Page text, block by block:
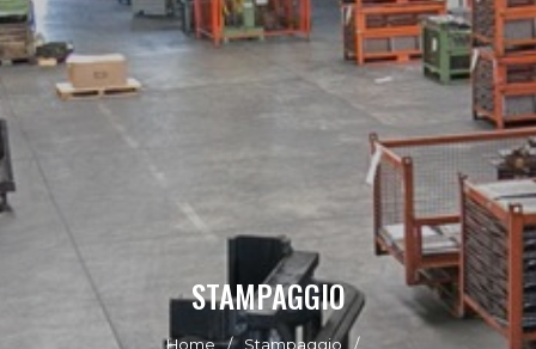
STAMPAGGIO
Home Stampaggio